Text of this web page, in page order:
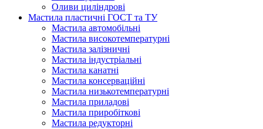
Оливи циліндрові
Мастила пластичні ГОСТ та ТУ
Мастила автомобільні
Мастила високотемпературні
Мастила залізничні
Мастила індустріальні
Мастила канатні
Мастила консерваційні
Мастила низькотемпературні
Мастила приладові
Мастила приробіткові
Мастила редукторні